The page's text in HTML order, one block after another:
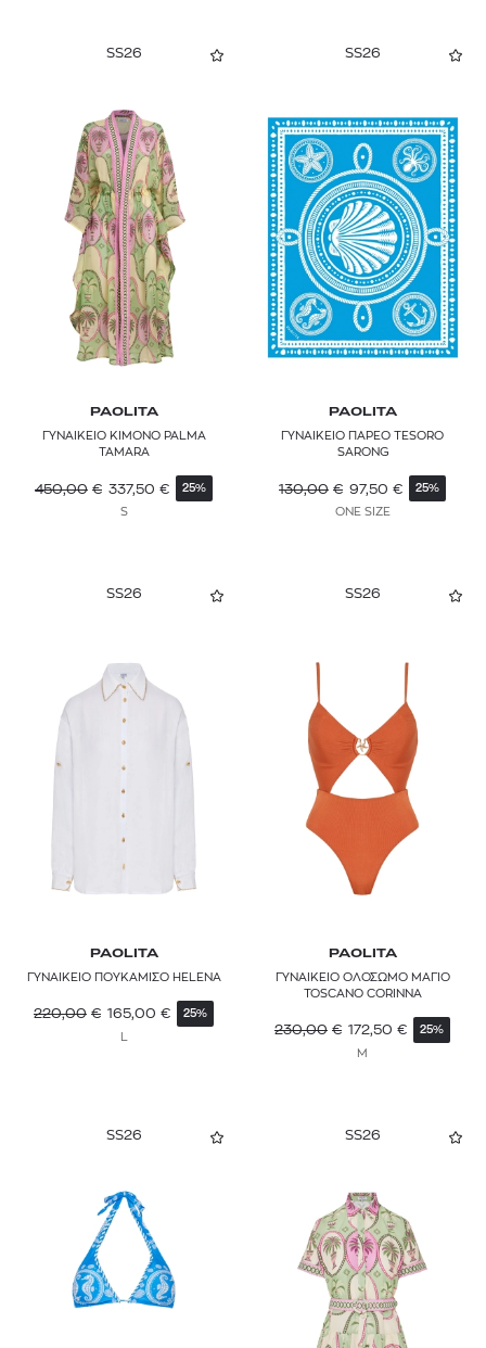
SS26
PAOLITA
ΓΥΝΑΙΚΕΙΟ ΚΙΜΟΝΟ PALMA
TAMARA
450,00 € 337,50 € 25%
S
SS26
PAOLITA
ΓΥΝΑΙΚΕΙΟ ΠΑΡΕΟ TESORO
SARONG
130,00 € 97,50 € 25%
ONE SIZE
SS26
PAOLITA
ΓΥΝΑΙΚΕΙΟ ΠΟΥΚΑΜΙΣΟ HELENA
220,00 € 165,00 € 25%
SS26
PAOLITA
ΓΥΝΑΙΚΕΙΟ ΟΛΟΣΩΜΟ ΜΑΓΙΟ
TOSCANO CORINNA
230,00 € 172,50 € 25%
M
SS26 SS26